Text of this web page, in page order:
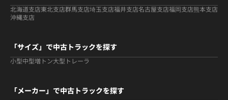
北海道支店東北支店群馬支店埼玉支店福井支店名古屋支店福岡支店熊本支店
沖縄支店
「サイズ」で中古トラックを探す
小型中型増トン大型 トレーラ
「メーカー」で中古トラックを探す